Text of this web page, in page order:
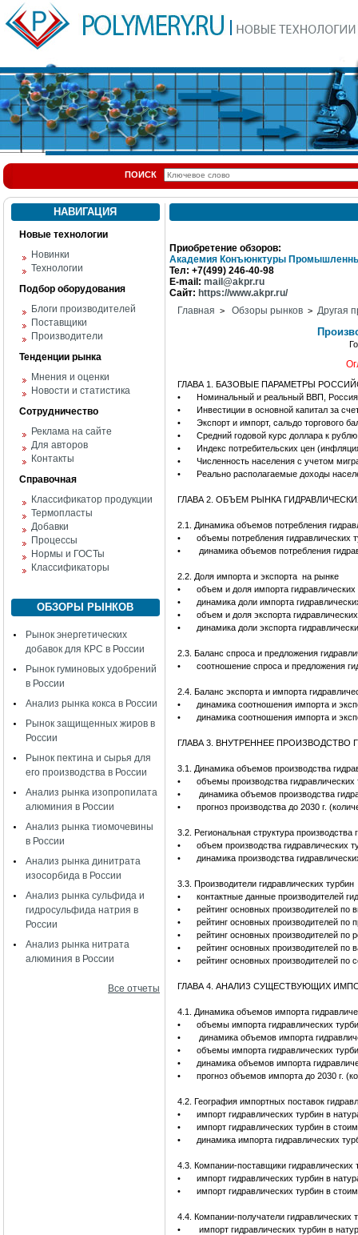
ПОИСК
НАВИГАЦИЯ
Новые технологии
Новинки
Технологии
Подбор оборудования
Блоги производителей
Поставщики
Производители
Тенденции рынка
Мнения и оценки
Новости и статистика
Сотрудничество
Реклама на сайте
Для авторов
Контакты
Справочная
Классификатор продукции
Термопласты
Добавки
Процессы
Нормы и ГОСТы
Классификаторы
ОБЗОРЫ РЫНКОВ
Рынок энергетических
добавок для КРС в России
Рынок гуминовых удобрений
в России
Анализ рынка кокса в России
Рынок защищенных жиров в
России
Рынок пектина и сырья для
его производства в России
Анализ рынка изопропилата
алюминия в России
Анализ рынка тиомочевины
в России
Анализ рынка динитрата
изосорбида в России
Анализ рынка сульфида и
гидросульфида натрия в
России
Анализ рынка нитрата
алюминия в России
Все отчеты
Приобретение обзоров:
Академия Конъюнктуры
Тел: +7(499) 246-40-98
E-mail: mail@akpr.ru
Сайт: https://www.akpr.ru/
Главная > Обзоры рынков > Другая
ГЛАВА 1. БАЗОВЫЕ ПАРАМЕТРЫ
•
Номинальный и реальный ВВП,
•
Инвестиции в основной капитал за
•
Экспорт и импорт, сальдо торгового
•
Средний годовой курс доллара к
•
Индекс потребительских цен
•
Численность населения с учетом
•
Реально располагаемые доходы
ГЛАВА 2. ОБЪЕМ РЫНКА
2.1. Динамика объемов потребления
•
объемы потребления гидравлических
•
динамика объемов потребления
2.2. Доля импорта и экспорта на рынке
•
объем и доля импорта
•
динамика доли импорта
•
объем и доля экспорта
•
динамика доли экспорта
2.3. Баланс спроса и предложения
•
соотношение спроса и предложения
2.4. Баланс экспорта и импорта
•
динамика соотношения импорта и
•
динамика соотношения импорта и
ГЛАВА 3. ВНУТРЕННЕЕ ПРОИЗВОДСТВО
3.1. Динамика объемов производства
•
объемы производства
•
динамика объемов производства
•
прогноз производства до 2030 г.
3.2. Региональная структура производства
•
объем производства гидравлических
•
динамика производства
3.3. Производители гидравлических турбин
•
контактные данные производителей
•
рейтинг основных производителей по
•
рейтинг основных производителей по
•
рейтинг основных производителей по
•
рейтинг основных производителей по
•
рейтинг основных производителей по
ГЛАВА 4. АНАЛИЗ СУЩЕСТВУЮЩИХ
4.1. Динамика объемов импорта
•
объемы импорта гидравлических
•
динамика объемов импорта
•
объемы импорта гидравлических
•
динамика объемов импорта
•
прогноз объемов импорта до 2030 г.
4.2. География импортных поставок
•
импорт гидравлических турбин в
•
импорт гидравлических турбин в
•
динамика импорта гидравлических
4.3. Компании-поставщики гидравлических
•
импорт гидравлических турбин в
•
импорт гидравлических турбин в
4.4. Компании-получатели гидравлических
•
импорт гидравлических турбин в